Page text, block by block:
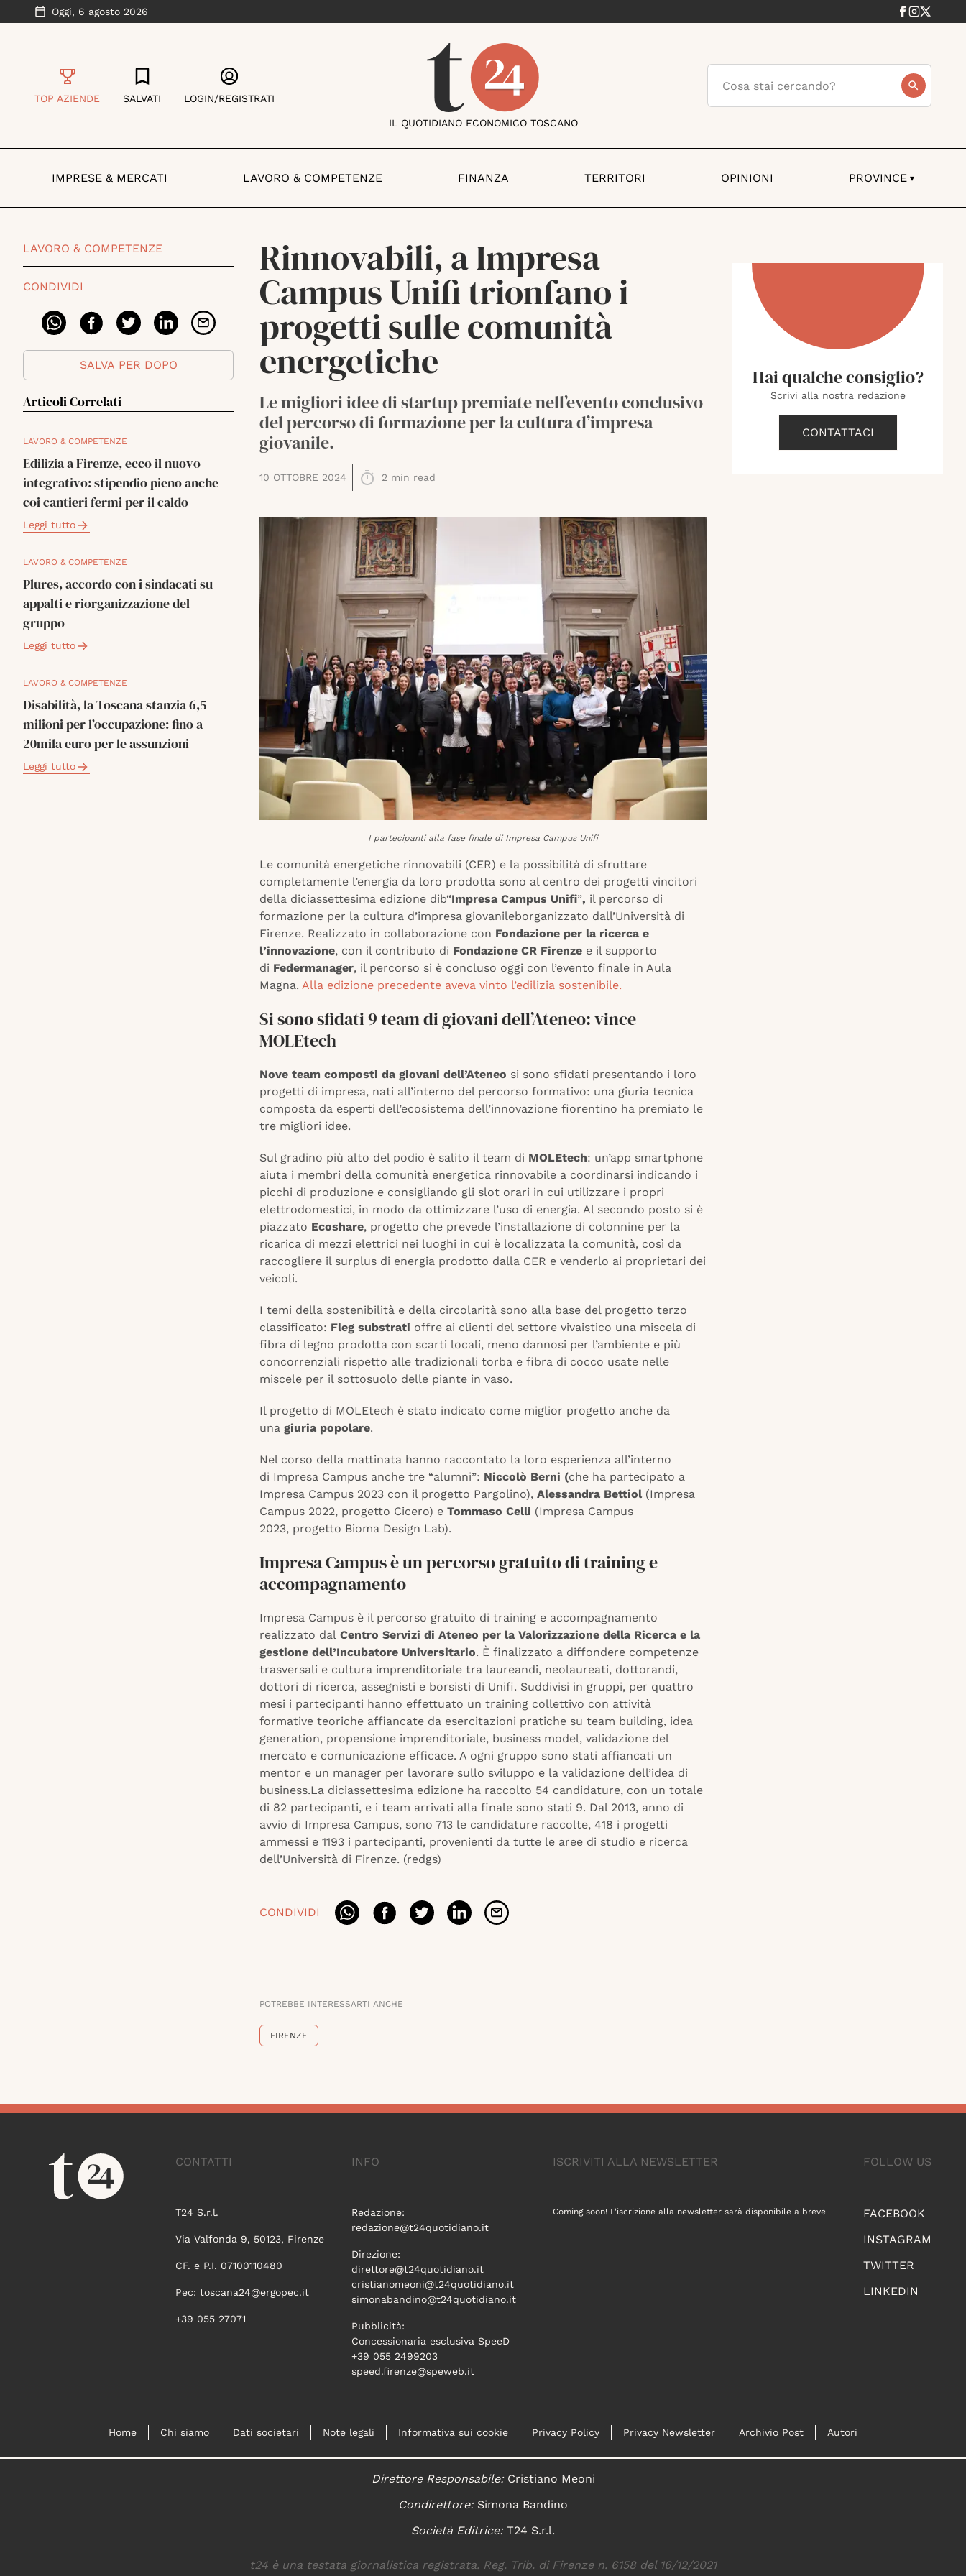
Oggi, 6 agosto 2026
TOP AZIENDE SALVATI LOGIN/REGISTRATI
IL QUOTIDIANO ECONOMICO TOSCANO
IMPRESE & MERCATI LAVORO & COMPETENZE FINANZA TERRITORI OPINIONI PROVINCE ▾
LAVORO & COMPETENZE
CONDIVIDI
SALVA PER DOPO
Articoli Correlati
LAVORO & COMPETENZE
Edilizia a Firenze, ecco il nuovo
integrativo: stipendio pieno anche
coi cantieri fermi per il caldo
Leggi tutto
LAVORO & COMPETENZE
Plures, accordo con i sindacati su
appalti e riorganizzazione del
gruppo
Leggi tutto
LAVORO & COMPETENZE
Disabilità, la Toscana stanzia 6,5
milioni per l’occupazione: fino a
20mila euro per le assunzioni
Leggi tutto
Rinnovabili, a Impresa
Campus Unifi trionfano i
progetti sulle comunità
energetiche
Le migliori idee di startup premiate nell’evento conclusivo
del percorso di formazione per la cultura d’impresa
giovanile.
10 OTTOBRE 2024 2 min read
I partecipanti alla fase finale di Impresa Campus Unifi
Le comunità energetiche rinnovabili (CER) e la possibilità di sfruttare
completamente l’energia da loro prodotta sono al centro dei progetti vincitori
della diciassettesima edizione dib“Impresa Campus Unifi”, il percorso di
formazione per la cultura d’impresa giovanileborganizzato dall’Università di
Firenze. Realizzato in collaborazione con Fondazione per la ricerca e
l’innovazione, con il contributo di Fondazione CR Firenze e il supporto
di Federmanager, il percorso si è concluso oggi con l’evento finale in Aula
Magna. Alla edizione precedente aveva vinto l’edilizia sostenibile.
Si sono sfidati 9 team di giovani dell’Ateneo: vince
MOLEtech
Nove team composti da giovani dell’Ateneo si sono sfidati presentando i loro
progetti di impresa, nati all’interno del percorso formativo: una giuria tecnica
composta da esperti dell’ecosistema dell’innovazione fiorentino ha premiato le
tre migliori idee.
Sul gradino più alto del podio è salito il team di MOLEtech: un’app smartphone
aiuta i membri della comunità energetica rinnovabile a coordinarsi indicando i
picchi di produzione e consigliando gli slot orari in cui utilizzare i propri
elettrodomestici, in modo da ottimizzare l’uso di energia. Al secondo posto si è
piazzato Ecoshare, progetto che prevede l’installazione di colonnine per la
ricarica di mezzi elettrici nei luoghi in cui è localizzata la comunità, così da
raccogliere il surplus di energia prodotto dalla CER e venderlo ai proprietari dei
veicoli.
I temi della sostenibilità e della circolarità sono alla base del progetto terzo
classificato: Fleg substrati offre ai clienti del settore vivaistico una miscela di
fibra di legno prodotta con scarti locali, meno dannosi per l’ambiente e più
concorrenziali rispetto alle tradizionali torba e fibra di cocco usate nelle
miscele per il sottosuolo delle piante in vaso.
Il progetto di MOLEtech è stato indicato come miglior progetto anche da
una giuria popolare.
Nel corso della mattinata hanno raccontato la loro esperienza all’interno
di Impresa Campus anche tre “alumni”: Niccolò Berni (che ha partecipato a
Impresa Campus 2023 con il progetto Pargolino), Alessandra Bettiol(Impresa
Campus 2022, progetto Cicero) e Tommaso Celli (Impresa Campus
2023, progetto Bioma Design Lab).
Impresa Campus è un percorso gratuito di training e
accompagnamento
Impresa Campus è il percorso gratuito di training e accompagnamento
realizzato dal Centro Servizi di Ateneo per la Valorizzazione della Ricerca e la
gestione dell’Incubatore Universitario. È finalizzato a diffondere competenze
trasversali e cultura imprenditoriale tra laureandi, neolaureati, dottorandi,
dottori di ricerca, assegnisti e borsisti di Unifi. Suddivisi in gruppi, per quattro
mesi i partecipanti hanno effettuato un training collettivo con attività
formative teoriche affiancate da esercitazioni pratiche su team building, idea
generation, propensione imprenditoriale, business model, validazione del
mercato e comunicazione efficace. A ogni gruppo sono stati affiancati un
mentor e un manager per lavorare sullo sviluppo e la validazione dell’idea di
business.La diciassettesima edizione ha raccolto 54 candidature, con un totale
di 82 partecipanti, e i team arrivati alla finale sono stati 9. Dal 2013, anno di
avvio di Impresa Campus, sono 713 le candidature raccolte, 418 i progetti
ammessi e 1193 i partecipanti, provenienti da tutte le aree di studio e ricerca
dell’Università di Firenze. (redgs)
CONDIVIDI
POTREBBE INTERESSARTI ANCHE
FIRENZE
Hai qualche consiglio?
Scrivi alla nostra redazione
CONTATTACI
CONTATTI
T24 S.r.l.
Via Valfonda 9, 50123, Firenze
CF. e P.I. 07100110480
Pec: toscana24@ergopec.it
+39 055 27071
INFO
Redazione:
redazione@t24quotidiano.it
Direzione:
direttore@t24quotidiano.it
cristianomeoni@t24quotidiano.it
simonabandino@t24quotidiano.it
Pubblicità:
Concessionaria esclusiva SpeeD
+39 055 2499203
speed.firenze@speweb.it
FOLLOW US
FACEBOOK
INSTAGRAM
TWITTER
LINKEDIN
ISCRIVITI ALLA NEWSLETTER
Coming soon! L'iscrizione alla newsletter sarà disponibile a breve
Home Chi siamo Dati societari Note legali Informativa sui cookie Privacy Policy Privacy Newsletter Archivio Post Autori
Direttore Responsabile:Cristiano Meoni
Condirettore:Simona Bandino
Società Editrice:T24 S.r.l.
t24 è una testata giornalistica registrata. Reg. Trib. di Firenze n. 6158 del 16/12/2021